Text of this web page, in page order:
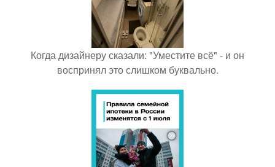
Когда дизайнеру сказали: "Уместите всё" - и он
воспринял это слишком буквально.